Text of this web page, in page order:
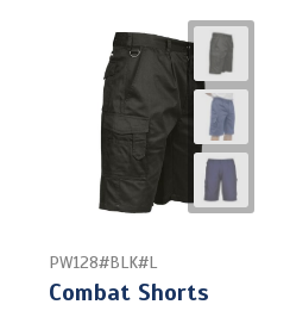
PW128#BLK#L
Combat Shorts